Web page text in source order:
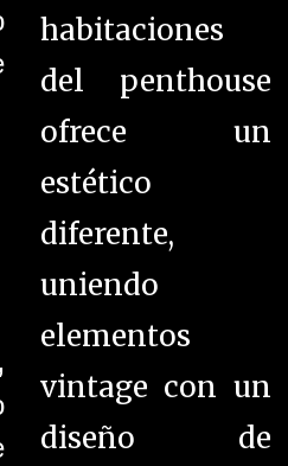
habitaciones
del penthouse
ofrece un
estético
diferente,
uniendo
elementos
vintage con un
diseño de